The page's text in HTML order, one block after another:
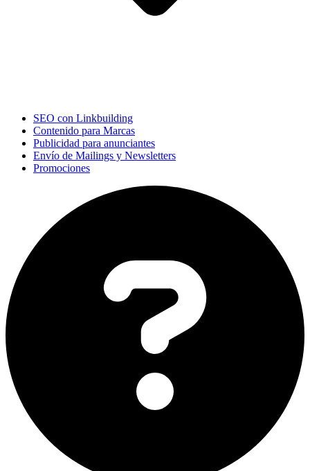
SEO con Linkbuilding
Contenido para Marcas
Publicidad para anunciantes
Envío de Mailings y Newsletters
Promociones